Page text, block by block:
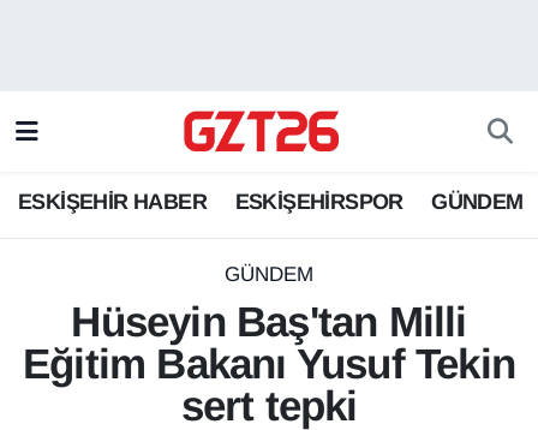
ESKİŞEHİR HABER ESKİŞEHİRSPOR GÜNDEM
GÜNDEM
Hüseyin Baş'tan Milli
Eğitim Bakanı Yusuf Tekin
sert tepki
ESKİŞEHİRSPOR
GÜNDEM
Odunpazarı Trafik Yoğunluk Haritası
Süper Lig Puan Durumu ve Fikstür
Son Dakika Haberleri